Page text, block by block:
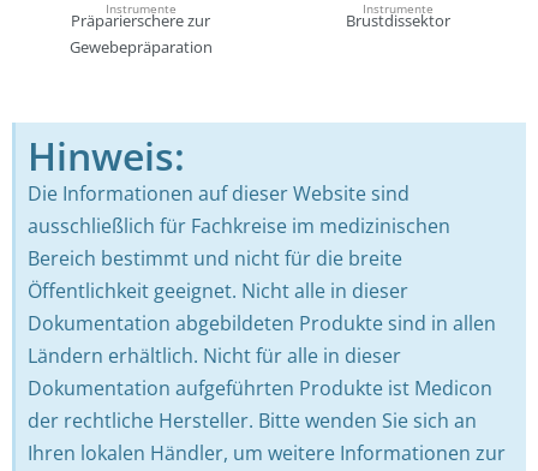
Instrumente
Präparierschere zur
Gewebepräparation
Instrumente
Brustdissektor
Hinweis:
Die Informationen auf dieser Website sind
ausschließlich für Fachkreise im medizinischen
Bereich bestimmt und nicht für die breite
Öffentlichkeit geeignet. Nicht alle in dieser
Dokumentation abgebildeten Produkte sind in allen
Ländern erhältlich. Nicht für alle in dieser
Dokumentation aufgeführten Produkte ist Medicon
der rechtliche Hersteller. Bitte wenden Sie sich an
Ihren lokalen Händler, um weitere Informationen zur